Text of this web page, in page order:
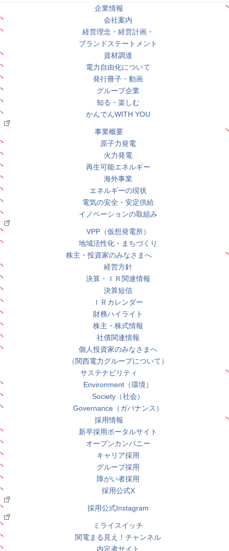
企業情報
会社案内
経営理念・経営計画・
ブランドステートメント
資材調達
電力自由化について
発行冊子・動画
グループ企業
知る・楽しむ
かんでんWITH YOU
事業概要
原子力発電
火力発電
再生可能エネルギー
海外事業
エネルギーの現状
電気の安全・安定供給
イノベーションの取組み
VPP（仮想発電所）
地域活性化・まちづくり
株主・投資家のみなさまへ
経営方針
決算・ＩＲ関連情報
決算短信
ＩＲカレンダー
財務ハイライト
株主・株式情報
社債関連情報
個人投資家のみなさまへ
（関西電力グループについて）
サステナビリティ
Environment（環境）
Society（社会）
Governance（ガバナンス）
採用情報
新卒採用ポータルサイト
オープンカンパニー
キャリア採用
グループ採用
障がい者採用
採用公式X
採用公式Instagram
ミライスイッチ
関電まる見え！チャンネル
内定者サイト